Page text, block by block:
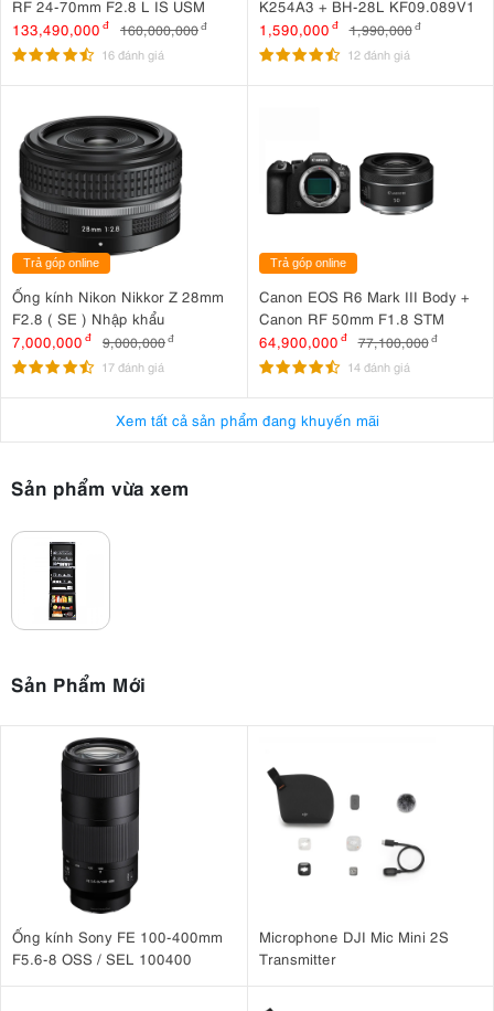
RF 24-70mm F2.8 L IS USM
133,490,000 đ 160,000,000đ
16 đánh giá
K254A3 + BH-28L KF09.089V1
1,590,000 đ 1,990,000 đ
12 đánh giá
Trả góp online
Ống kính Nikon Nikkor Z 28mm
F2.8 ( SE ) Nhập khẩu
7,000,000 đ 9,000,000đ
17 đánh giá
Trả góp online
Canon EOS R6 Mark III Body +
Canon RF 50mm F1.8 STM
64,900,000 đ 77,100,000 đ
14 đánh giá
Xem tất cả sản phẩm đang khuyến mãi
Sản phẩm vừa xem
Sản Phẩm Mới
Ống kính Sony FE 100-400mm
F5.6-8 OSS / SEL 100400
Microphone DJI Mic Mini 2S
Transmitter